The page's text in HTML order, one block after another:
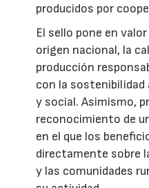
producidos por
El sello pone en
origen nacional, la
producción
con la
y social. Asimismo,
reconocimiento de
en el que los
directamente sobre
y las comunidades